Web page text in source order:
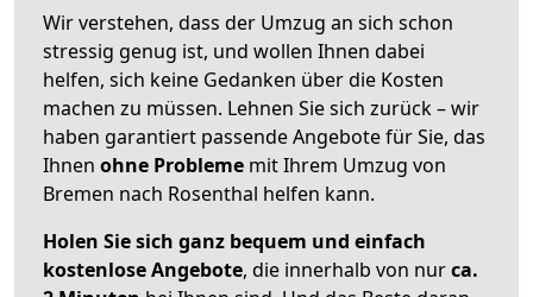
Wir verstehen, dass der Umzug an sich schon
stressig genug ist, und wollen Ihnen dabei
helfen, sich keine Gedanken über die Kosten
machen zu müssen. Lehnen Sie sich zurück – wir
haben garantiert passende Angebote für Sie, das
Ihnen ohne Probleme mit Ihrem Umzug von
Bremen nach Rosenthal helfen kann.
Holen Sie sich ganz bequem und einfach
kostenlose Angebote, die innerhalb von nurca.